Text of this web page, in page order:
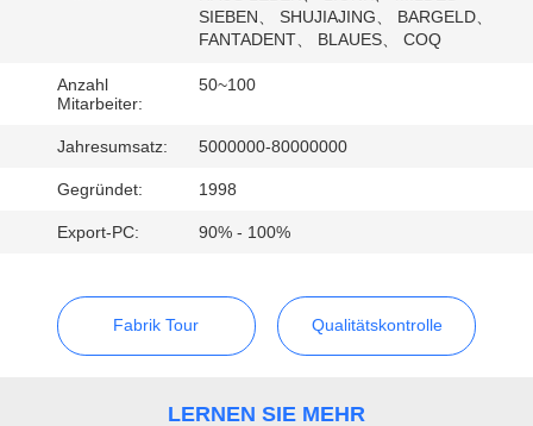
UNS
VERBINDUNG
FORDERN
ZITAT
SIEBEN、 SHUJIAJING、 BARGELD、
FANTADENT、 BLAUES、 COQ
Anzahl
Mitarbeiter:
50~100
Jahresumsatz: 5000000-80000000
Gegründet: 1998
Export-PC: 90% - 100%
Fabrik Tour Qualitätskontrolle
LERNEN SIE MEHR